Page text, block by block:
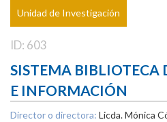
Unidad de Investigación
ID: 603
SISTEMA BIBLIOTECA
E INFORMACIÓN
Director o directora: Licda. Mónica